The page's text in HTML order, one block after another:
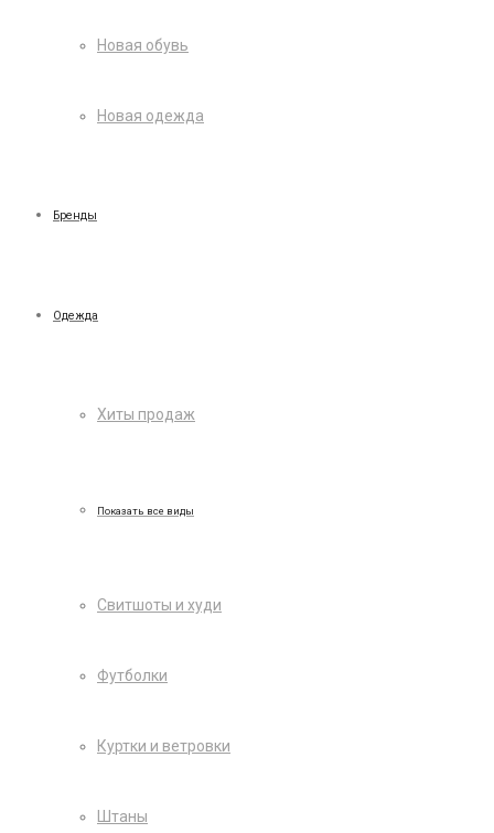
Новая обувь
Новая одежда
Бренды
Одежда
Хиты продаж
Показать все виды
Свитшоты и худи
Футболки
Куртки и ветровки
Штаны